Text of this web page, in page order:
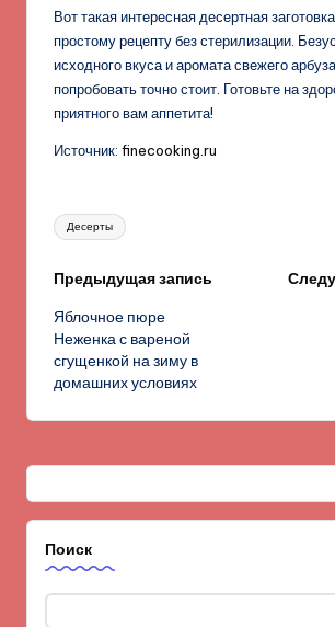
Вот такая интересная десертная
простому рецепту без стерилизации.
исходного вкуса и аромата свежего
попробовать точно стоит. Готовьте на
приятного вам аппетита!
Источник: finecooking.ru
Метки:
Десерты
Навигация
записи
Предыдущая запись
Яблочное пюре
Неженка с вареной
сгущенкой на зиму в
домашних условиях
Поиск